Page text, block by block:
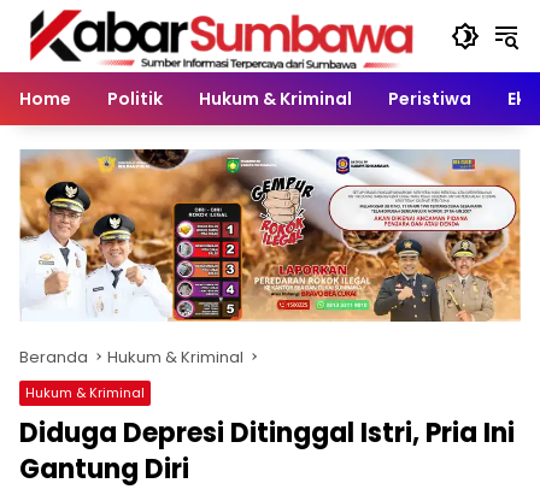
Langsung
konten
Home
Politik Hukum & Kriminal Peristiwa
Beranda Hukum & Kriminal
Hukum & Kriminal
Diduga Depresi Ditinggal Istri, Pria Ini
Gantung Diri